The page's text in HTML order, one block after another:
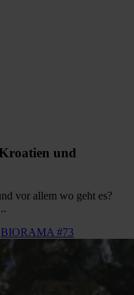
und
vor allem wo geht es?
BIORAMA #73